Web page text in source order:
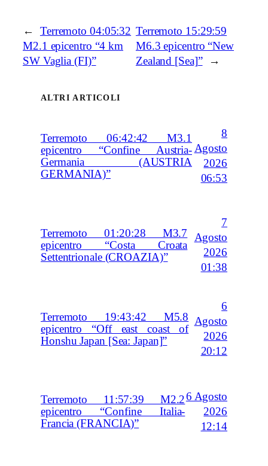
←
Terremoto 04:05:32
M2.1 epicentro “4 km
SW Vaglia (FI)”
Terremoto 15:29:59
M6.3 epicentro “New
Zealand [Sea]”
→
ALTRI ARTICOLI
Terremoto 06:42:42 M3.1
epicentro “Confine Austria-
Germania (AUSTRIA
GERMANIA)”
8
Agosto
2026
06:53
Terremoto 01:20:28 M3.7
epicentro “Costa Croata
Settentrionale (CROAZIA)”
7
Agosto
2026
01:38
Terremoto 19:43:42 M5.8
epicentro “Off east coast of
Honshu Japan [Sea: Japan]”
6
Agosto
2026
20:12
Terremoto 11:57:39 M2.2
epicentro “Confine Italia-
Francia (FRANCIA)”
6 Agosto
2026
12:14